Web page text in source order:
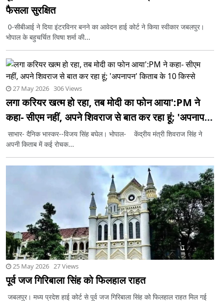
फैसला सुरक्षित
0-सीबीआई ने दिया इंटरविनर बनने का आवेदन हाई कोर्ट ने किया स्वीकार जबलपुर।
भोपाल के बहुचर्चित त्विषा शर्मा की...
27 May 2026 306 Views
लगा करियर खत्म हो रहा, तब मोदी का फोन आया':PM ने
कहा- सीएम नहीं, अपने शिवराज से बात कर रहा हूं; 'अपनापन'
किताब के 10 किस्से
साभार- दैनिक भास्कर--विजय सिंह बघेल। भोपाल- केंद्रीय मंत्री शिवराज सिंह ने
अपनी किताब में कई रोचक...
25 May 2026 27 Views
पूर्व जज गिरिबाला सिंह को फिलहाल राहत
जबलपुर। मध्य प्रदेश हाई कोर्ट से पूर्व जज गिरिबाला सिंह को फिलहाल राहत मिल गई